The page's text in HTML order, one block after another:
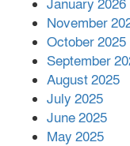
January 2026
November
October 2025
September
August 2025
July 2025
June 2025
May 2025